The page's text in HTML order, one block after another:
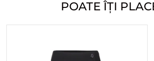
POATE ÎȚI